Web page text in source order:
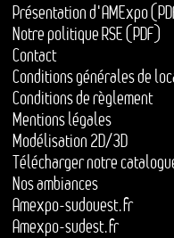
Présentation d'AMExpo
Notre politique RSE (PDF)
Contact
Conditions générales de
Conditions de règlement
Mentions légales
Modélisation 2D/3D
Télécharger notre
Nos ambiances
Amexpo-sudouest.fr
Amexpo-sudest.fr